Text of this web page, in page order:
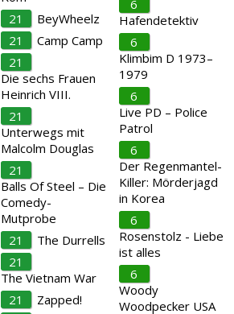
21
BeyWheelz
21
Camp Camp
21
Die sechs Frauen
Heinrich VIII.
21
Unterwegs mit
Malcolm Douglas
21
Balls Of Steel – Die
Comedy-
Mutprobe
21
The Durrells
21
The Vietnam War
21
Zapped!
6
Hafendetektiv
6
Klimbim D 1973–
1979
6
Live PD – Police
Patrol
6
Der Regenmantel-
Killer: Mörderjagd
in Korea
6
Rosenstolz - Liebe
ist alles
6
Woody
Woodpecker USA